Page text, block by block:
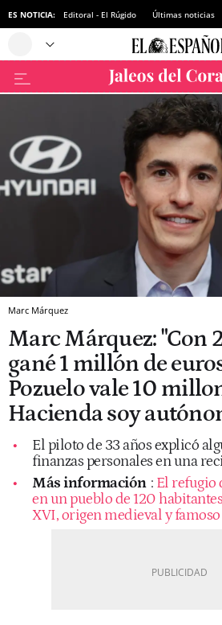
ES NOTICIA: Editoral - El Rúgido Últimas noticias
Marc Márquez
Marc Márquez: "Con
gané 1 millón de
Pozuelo vale 10
Hacienda soy
El piloto de 33 años explicó
finanzas personales en una
Más información : El refugio
en un pueblo de 120
XVI, origen medieval y